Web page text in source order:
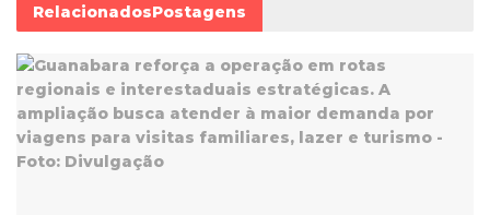
RelacionadosPostagens